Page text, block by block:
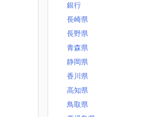
銀行
長崎県
長野県
青森県
静岡県
香川県
高知県
鳥取県